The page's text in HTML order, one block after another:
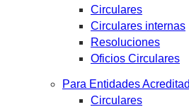
Circulares
Circulares internas
Resoluciones
Oficios Circulares
Para Entidades
Circulares